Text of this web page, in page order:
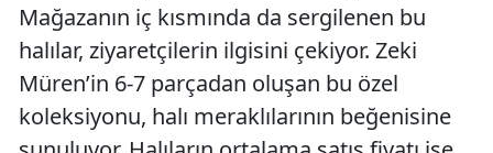
Mağazanın iç kısmında da sergilenen bu
halılar, ziyaretçilerin ilgisini çekiyor. Zeki
Müren’in 6-7 parçadan oluşan bu özel
koleksiyonu, halı meraklılarının beğenisine